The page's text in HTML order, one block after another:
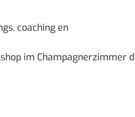
coaching en